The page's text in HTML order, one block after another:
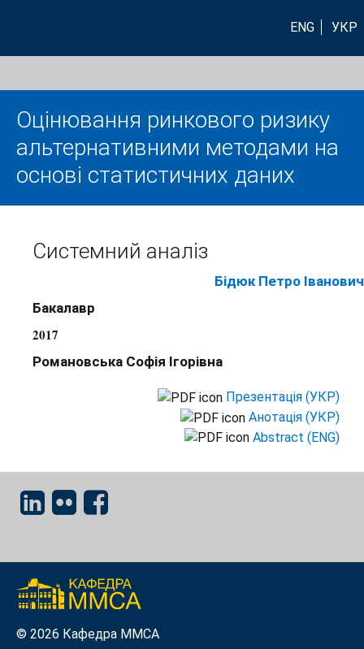
ENG УКР
Оцінювання ринкового ризику
альтернативними методами на
основі статистичних даних
Системний аналіз
Бідюк Петро Іванович
Бакалавр
2017
Романовська Софія Ігорівна
Презентація (УКР)
Анотація (УКР)
Abstract (ENG)
© 2026 Кафедра ММСА